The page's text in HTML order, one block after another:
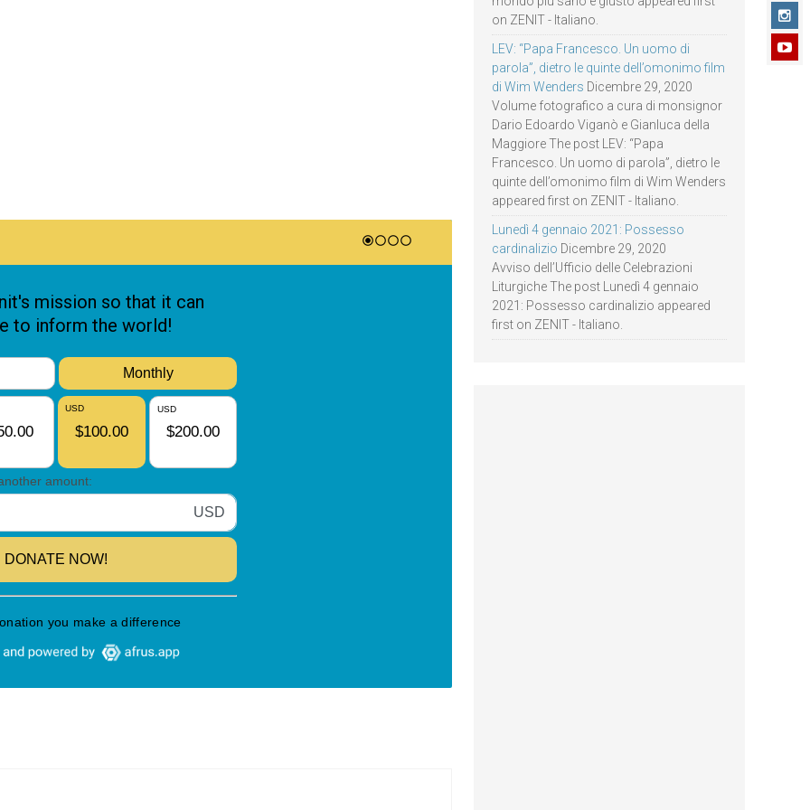
on ZENIT - Italiano.
LEV: “Papa Francesco. Un uomo di
parola”, dietro le quinte dell’omonimo film
di Wim Wenders Dicembre 29, 2020
Volume fotografico a cura di monsignor
Dario Edoardo Viganò e Gianluca della
Maggiore The post LEV: “Papa
Francesco. Un uomo di parola”, dietro le
quinte dell’omonimo film di Wim Wenders
appeared first on ZENIT - Italiano.
Lunedì 4 gennaio 2021: Possesso
cardinalizio Dicembre 29, 2020
Avviso dell’Ufficio delle Celebrazioni
Liturgiche The post Lunedì 4 gennaio
2021: Possesso cardinalizio appeared
first on ZENIT - Italiano.